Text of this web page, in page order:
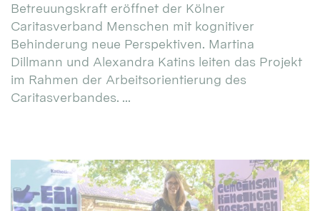
Betreuungskraft eröffnet der Kölner
Caritasverband Menschen mit kognitiver
Behinderung neue Perspektiven. Martina
Dillmann und Alexandra Katins leiten das Projekt
im Rahmen der Arbeitsorientierung des
Caritasverbandes. ...